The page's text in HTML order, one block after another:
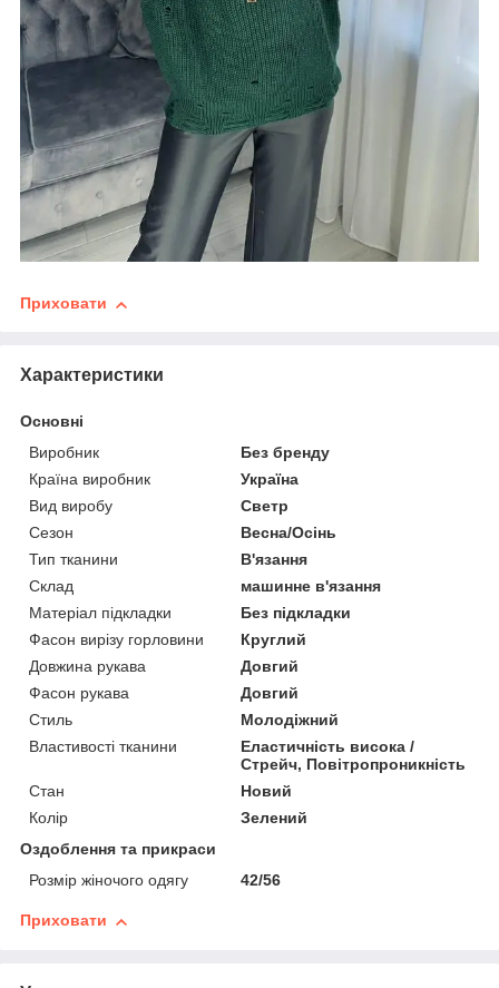
Приховати
Характеристики
Основні
Виробник
Без бренду
Країна виробник
Україна
Вид виробу
Светр
Сезон
Весна/Осінь
Тип тканини
В'язання
Склад
машинне в'язання
Матеріал підкладки
Без підкладки
Фасон вирізу горловини
Круглий
Довжина рукава
Довгий
Фасон рукава
Довгий
Стиль
Молодіжний
Властивості тканини
Еластичність висока /
Стрейч, Повітропроникність
Стан
Новий
Колір
Зелений
Оздоблення та прикраси
Розмір жіночого одягу
42/56
Приховати